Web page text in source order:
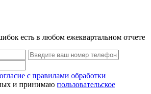
есть в любом ежеквартальном отчете
с правилами обработки
и принимаю пользовательское